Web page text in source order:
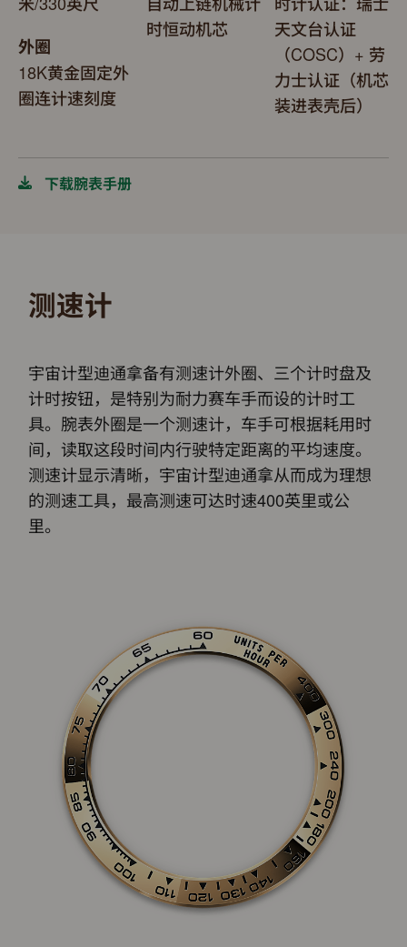
外圈
18K黄金固定外
圈连计速刻度
时恒动机芯
天文台认证
（COSC）+ 劳
力士认证（机芯
装进表壳后）
下载腕表手册
测速计
宇宙计型迪通拿备有测速计外圈、三个计时盘及
计时按钮，是特别为耐力赛车手而设的计时工
具。腕表外圈是一个测速计，车手可根据耗用时
间，读取这段时间内行驶特定距离的平均速度。
测速计显示清晰，宇宙计型迪通拿从而成为理想
的测速工具，最高测速可达时速400英里或公
里。